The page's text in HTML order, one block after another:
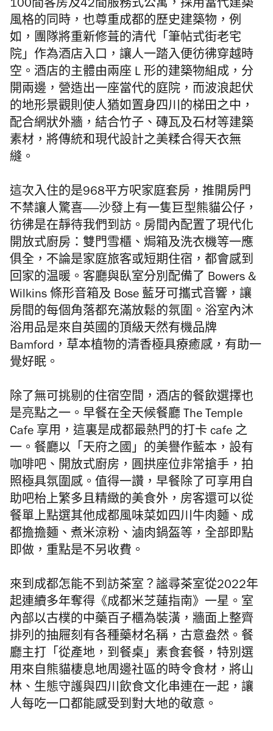
100間客房及42間服務式公寓，採用當代建築
風格的同時，也尊重成都的歷史建築物，例
如，團隊將重新修葺的清代「筆帖式街老宅
院」作為酒店入口，讓人一踏入便彷彿穿越時
空。酒店的主體由兩座 L 形的建築物組成，分
開兩邊，營造出一座當代的庭院，而波浪起伏
的地形景觀則使人猶如置身四川的梯田之中，
配合網狀外牆，結合竹子、磚瓦及石材等建築
素材，將傳統和現代設計之美糅合得天衣無
縫。
這次入住的是968平方呎家庭套房，推開房門
不禁讓人驚喜——沙發上有一隻巨型熊貓公仔，
彷彿是在靜待我們到訪。房間內配置了現代化
開放式廚房：雙門雪櫃、焗箱及洗衣機等一應
俱全，不論是家庭旅客或短期住宿，都會感到
回家的温暖。客廳與臥室分別配備了 Bowers &
Wilkins 條形音箱及 Bose 藍牙可攜式音響，讓
房間的每個角落都充滿放鬆的氛圍。浴室內沐
浴用品是來自英國的頂級天然有機品牌
Bamford，草本植物的清香極具療癒感，有助一
覺好眠。
除了無可挑剔的住宿空間，酒店的餐飲選擇也
是亮點之一。 早餐在全天候餐廳 The Temple
Cafe 享用，這裏是成都最熱門的打卡 cafe 之
一。餐廳以「天府之國」的美譽作藍本，設有
咖啡吧、開放式廚房，圓拱座位非常搶手，拍
照極具氛圍感。值得一讚，早餐除了可享用自
助吧枱上繁多且精緻的美食外，房客還可以從
餐單上點選其他成都風味菜如四川牛肉麵、成
都擔擔麵、煮米涼粉、滷肉鍋盔等，全部即點
即做，重點是不另收費。
來到成都怎能不到訪茶室？謐尋茶室從2022年
起連續多年奪得《成都米芝蓮指南》一星。室
內部以古樸的中藥百子櫃為裝潢，牆面上整齊
排列的抽屜刻有各種藥材名稱，古意盎然。餐
廳主打「從產地，到餐桌」素食套餐，特別選
用來自熊貓棲息地周邊社區的時令食材，將山
林、生態守護與四川飲食文化串連在一起，讓
人每吃一口都能感受到對大地的敬意。